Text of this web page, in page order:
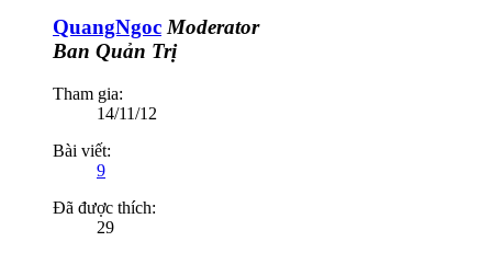
QuangNgoc Moderator
Ban Quản Trị
Tham gia:
14/11/12
Bài viết:
9
Đã được thích:
29